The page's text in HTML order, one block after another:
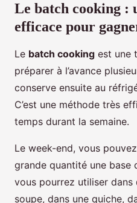
Le batch cooking :
efficace pour
Le batch cooking est une
préparer à l’avance
conserve ensuite au
C’est une méthode très
temps durant la semaine.
Le week-end, vous
grande quantité une base
vous pourrez utiliser
soupe, dans une quiche,